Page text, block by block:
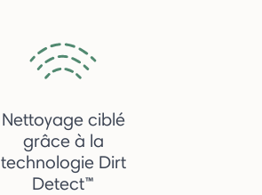
Nettoyage ciblé
grâce à la
technologie Dirt
Detect™